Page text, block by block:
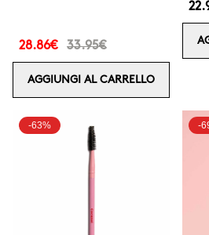
28.86€ 33.95€
AGGIUNGI AL CARRELLO
-63% -